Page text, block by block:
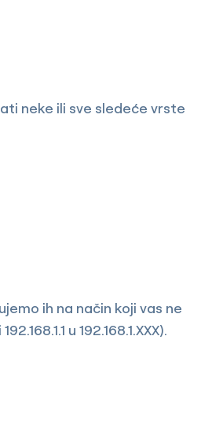
neke ili sve sledeće vrste
ih na način koji vas ne
u 192.168.1.XXX).